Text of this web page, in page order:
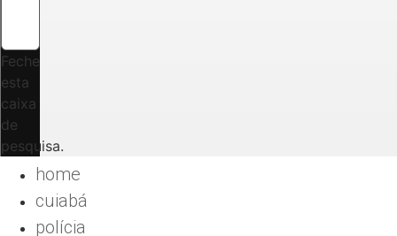
Feche
esta
caixa
de
pesquisa.
home
cuiabá
polícia